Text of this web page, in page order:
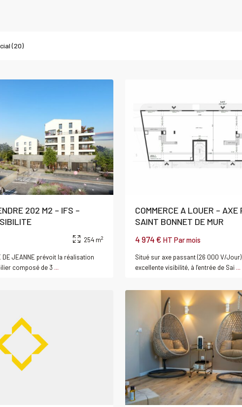
(20)
202 M2 – IFS –
254 m2
DE JEANNE prévoit la réalisation
composé de 3 ...
COMMERCE A LOUER – AXE
SAINT BONNET DE MUR
4 974 € HT Par mois
Situé sur axe passant (26 000 V/
excellente visibilité, à l’entrée de Sai ...
sur-